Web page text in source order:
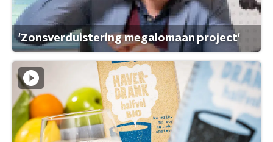
'Zonsverduistering megalomaan project'